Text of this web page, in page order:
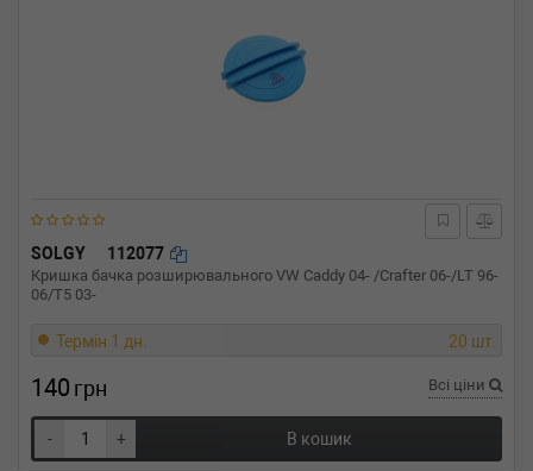
SOLGY 112077
Кришка бачка розширювального VW Caddy 04- /Crafter 06-/LT 96-
06/T5 03-
Термін 1 дн. 20 шт.
140 грн Всі ціни
- + В кошик